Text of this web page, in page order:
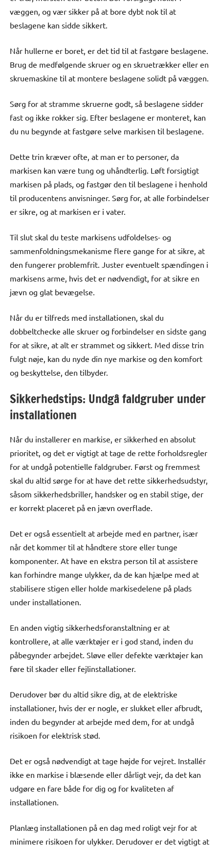
væggen, og vær sikker på at bore dybt nok til at
beslagene kan sidde sikkert.
Når hullerne er boret, er det tid til at fastgøre beslagene.
Brug de medfølgende skruer og en skruetrækker eller en
skruemaskine til at montere beslagene solidt på væggen.
Sørg for at stramme skruerne godt, så beslagene sidder
fast og ikke rokker sig. Efter beslagene er monteret, kan
du nu begynde at fastgøre selve markisen til beslagene.
Dette trin kræver ofte, at man er to personer, da
markisen kan være tung og uhåndterlig. Løft forsigtigt
markisen på plads, og fastgør den til beslagene i henhold
til producentens anvisninger. Sørg for, at alle forbindelser
er sikre, og at markisen er i vater.
Til slut skal du teste markisens udfoldelses- og
sammenfoldningsmekanisme flere gange for at sikre, at
den fungerer problemfrit. Juster eventuelt spændingen i
markisens arme, hvis det er nødvendigt, for at sikre en
jævn og glat bevægelse.
Når du er tilfreds med installationen, skal du
dobbeltchecke alle skruer og forbindelser en sidste gang
for at sikre, at alt er strammet og sikkert. Med disse trin
fulgt nøje, kan du nyde din nye markise og den komfort
og beskyttelse, den tilbyder.
Sikkerhedstips: Undgå faldgruber under
installationen
Når du installerer en markise, er sikkerhed en absolut
prioritet, og det er vigtigt at tage de rette forholdsregler
for at undgå potentielle faldgruber. Først og fremmest
skal du altid sørge for at have det rette sikkerhedsudstyr,
såsom sikkerhedsbriller, handsker og en stabil stige, der
er korrekt placeret på en jævn overflade.
Det er også essentielt at arbejde med en partner, især
når det kommer til at håndtere store eller tunge
komponenter. At have en ekstra person til at assistere
kan forhindre mange ulykker, da de kan hjælpe med at
stabilisere stigen eller holde markisedelene på plads
under installationen.
En anden vigtig sikkerhedsforanstaltning er at
kontrollere, at alle værktøjer er i god stand, inden du
påbegynder arbejdet. Sløve eller defekte værktøjer kan
føre til skader eller fejlinstallationer.
Derudover bør du altid sikre dig, at de elektriske
installationer, hvis der er nogle, er slukket eller afbrudt,
inden du begynder at arbejde med dem, for at undgå
risikoen for elektrisk stød.
Det er også nødvendigt at tage højde for vejret. Installér
ikke en markise i blæsende eller dårligt vejr, da det kan
udgøre en fare både for dig og for kvaliteten af
installationen.
Planlæg installationen på en dag med roligt vejr for at
minimere risikoen for ulykker. Derudover er det vigtigt at